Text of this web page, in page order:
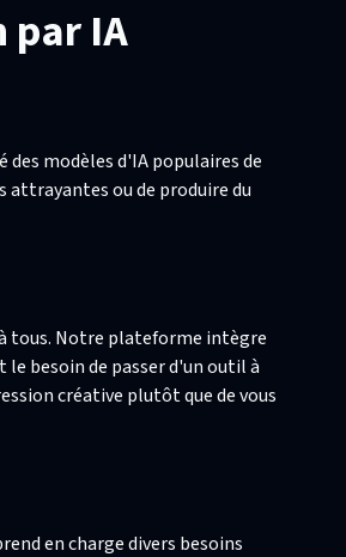
par IA
modèles d'IA populaires de
attrayantes ou de produire du
tous. Notre plateforme intègre
besoin de passer d'un outil à
créative plutôt que de vous
en charge divers besoins